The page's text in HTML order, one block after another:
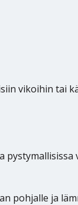
vikoihin tai
pystymallisissa
pohjalle ja